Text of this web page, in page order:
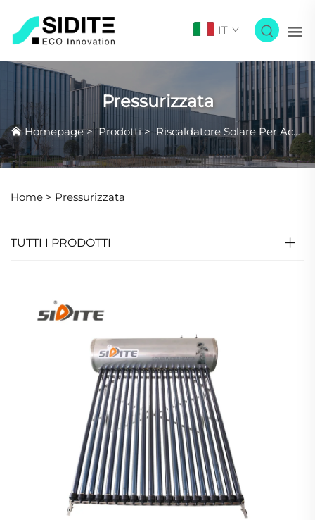
IT
Pressurizzata
Homepage>Prodotti>Riscaldatore Solare Per Acqua
Home > Pressurizzata
TUTTI I PRODOTTI